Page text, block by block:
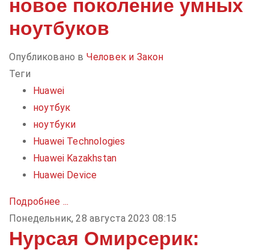
новое поколение умных
ноутбуков
Опубликовано в Человек и Закон
Теги
Huawei
ноутбук
ноутбуки
Huawei Technologies
Huawei Kazakhstan
Huawei Device
Подробнее ...
Понедельник, 28 августа 2023 08:15
Нурсая Омирсерик: